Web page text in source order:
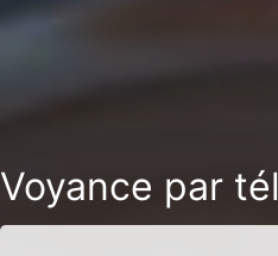
Voyance par